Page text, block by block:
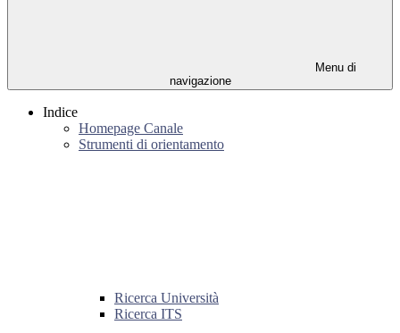
Menu di
navigazione
Indice
Homepage Canale
Strumenti di orientamento
Ricerca Università
Ricerca ITS